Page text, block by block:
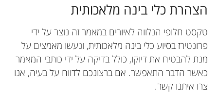
הצהרת כלי בינה מלאכותית
טקסט חלופי הנלווה לאיורים במאמר זה נוצר על ידי
פרונטירז בסיוע כלי בינה מלאכותית, ונעשו מאמצים על
מנת להבטיח את דיוקו, כולל בדיקה על ידי כותבי המאמר
כאשר הדבר התאפשר. אם ברצונכם לדווח על בעיה, אנו
צרו איתנו קשר.